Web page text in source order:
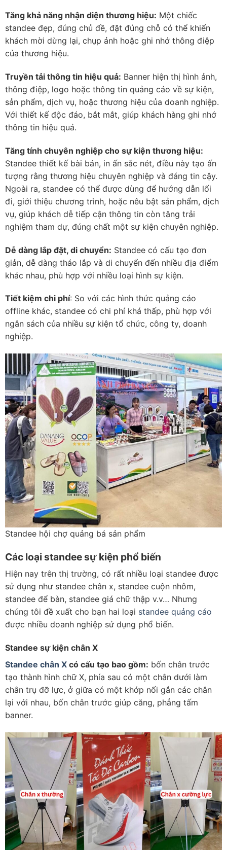
Tăng khả năng nhận diện thương hiệu: Một chiếc
standee đẹp, đúng chủ đề, đặt đúng chỗ có thể khiến
khách mời dừng lại, chụp ảnh hoặc ghi nhớ thông điệp
của thương hiệu.
Truyền tải thông tin hiệu quả: Banner hiện thị hình ảnh,
thông điệp, logo hoặc thông tin quảng cáo về sự kiện,
sản phẩm, dịch vụ, hoặc thương hiệu của doanh nghiệp.
Với thiết kế độc đáo, bắt mắt, giúp khách hàng ghi nhớ
thông tin hiệu quả.
Tăng tính chuyên nghiệp cho sự kiện thương hiệu:
Standee thiết kế bài bản, in ấn sắc nét, điều này tạo ấn
tượng rằng thương hiệu chuyên nghiệp và đáng tin cậy.
Ngoài ra, standee có thể được dùng để hướng dẫn lối
đi, giới thiệu chương trình, hoặc nêu bật sản phẩm, dịch
vụ, giúp khách dễ tiếp cận thông tin còn tăng trải
nghiệm tham dự, đúng chất một sự kiện chuyên nghiệp.
Dễ dàng lắp đặt, di chuyển: Standee có cấu tạo đơn
giản, dễ dàng tháo lắp và di chuyển đến nhiều địa điểm
khác nhau, phù hợp với nhiều loại hình sự kiện.
Tiết kiệm chi phí: So với các hình thức quảng cáo
offline khác, standee có chi phí khá thấp, phù hợp với
ngân sách của nhiều sự kiện tổ chức, công ty, doanh
nghiệp.
Standee hội chợ quảng bá sản phẩm
Các loại standee sự kiện phổ biến
Hiện nay trên thị trường, có rất nhiều loại standee được
sử dụng như standee chân x, standee cuộn nhôm,
standee để bàn, standee giá chữ thập v.v… Nhưng
chúng tôi đề xuất cho bạn hai loại standee quảng cáo
được nhiều doanh nghiệp sử dụng phổ biến.
Standee sự kiện chân X
Standee chân X có cấu tạo bao gồm: bốn chân trước
tạo thành hình chữ X, phía sau có một chân dưới làm
chân trụ đỡ lực, ở giữa có một khớp nối gắn các chân
lại với nhau, bốn chân trước giúp căng, phẳng tấm
banner.